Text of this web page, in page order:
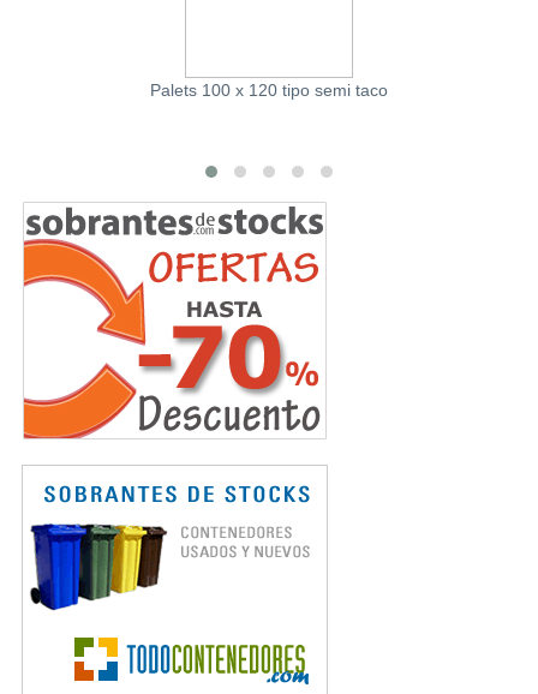
Palets 100 x 120 tipo semi taco